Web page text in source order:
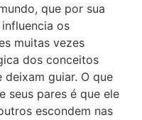
que por sua
os
muitas vezes
dos conceitos
deixam guiar. O que
seus pares é que ele
escondem nas